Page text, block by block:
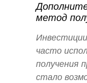
метод
часто
получения
стало